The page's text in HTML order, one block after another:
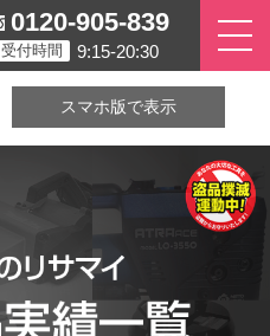
0120-905-839
受付時間 9:15-20:30
スマホ版で表示